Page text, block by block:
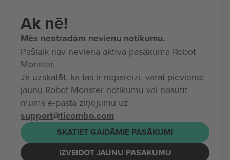
Ak nē!
Mēs neatradām nevienu notikumu.
Pašlaik nav neviena aktīva pasākuma Robot
Monster.
Ja uzskatāt, ka tas ir nepareizi, varat pievienot
jaunu Robot Monster notikumu vai nosūtīt
mums e-pasta ziņojumu uz
support@ticombo.com
SKATIET GAIDĀMIE PASĀKUMI
IZVEIDOT JAUNU PASĀKUMU